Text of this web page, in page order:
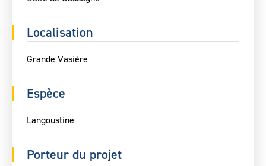
Localisation
Grande Vasière
Espèce
Langoustine
Porteur du projet